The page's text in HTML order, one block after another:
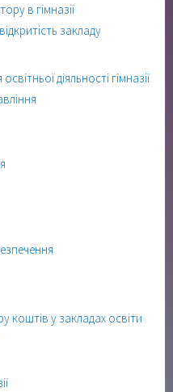
в гімназії
закладу
діяльності гімназії
у закладах освіти